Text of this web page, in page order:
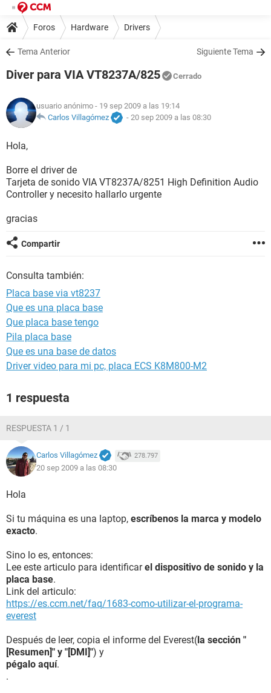
Foros Hardware Drivers
Tema Anterior Siguiente Tema
Diver para VIA VT8237A/825 Cerrado
usuario anónimo - 19 sep 2009 a las 19:14
Carlos Villagómez
- 20 sep 2009 a las 08:30
Hola,
Borre el driver de
Tarjeta de sonido VIA VT8237A/8251 High Definition Audio
Controller y necesito hallarlo urgente
gracias
Compartir
Consulta también:
Placa base via vt8237
Que es una placa base
Que placa base tengo
Pila placa base
Que es una base de datos
Driver video para mi pc, placa ECS K8M800-M2
1 respuesta
RESPUESTA 1 / 1
Carlos Villagómez 278.797
20 sep 2009 a las 08:30
Hola
Si tu máquina es una laptop, escríbenos la marca y modelo
exacto.
Sino lo es, entonces:
Lee este articulo para identificarel dispositivo de sonido y la
placa base.
Link del articulo:
https://es.ccm.net/faq/1683-como-utilizar-el-programa-
everest
Después de leer, copia el informe del Everest(la sección "
[Resumen]" y "[DMI]") y
pégalo aquí.
.